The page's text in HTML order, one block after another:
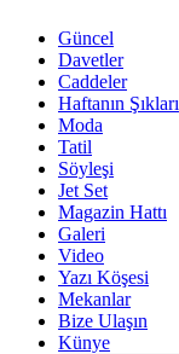
Güncel
Davetler
Caddeler
Haftanın Şıkları
Moda
Tatil
Söyleşi
Jet Set
Magazin Hattı
Galeri
Video
Yazı Köşesi
Mekanlar
Bize Ulaşın
Künye